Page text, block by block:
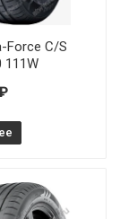
Force C/S
111W